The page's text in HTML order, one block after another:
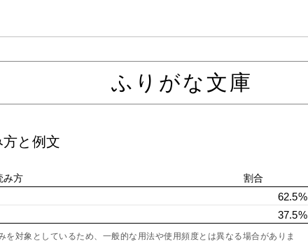
ふりがな文庫
方と例文
み方 割合
62.5%
37.5%
対象としているため、一般的な用法や使用頻度とは異なる場合がありま